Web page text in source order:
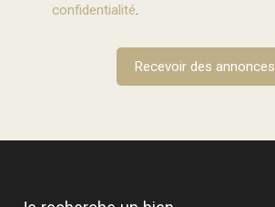
confidentialité.
Recevoir des annonces